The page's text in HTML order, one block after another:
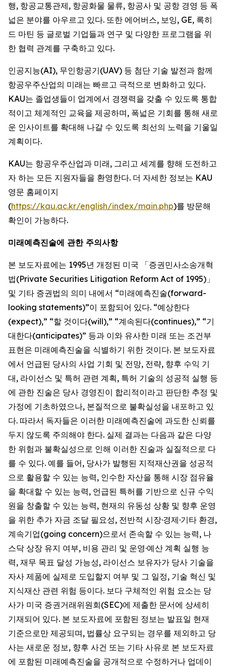
행, 항공교통관제, 항공화물 물류, 항공사 및 공항 경영 등 폭
넓은 분야를 아우르고 있다. 또한 에어버스, 보잉, GE, 록히
드 마틴 등 글로벌 기업들과 연구 및 다양한 프로그램을 위
한 협력 관계를 구축하고 있다.
인공지능(AI), 무인항공기(UAV) 등 첨단 기술 발전과 함께
항공우주산업의 미래는 빠르고 극적으로 변화하고 있다.
KAU는 졸업생들이 업계에서 경쟁력을 갖출 수 있도록 통합
적이고 체계적인 교육을 제공하며, 폭넓은 기회를 통해 새로
운 인사이트를 확대해 나갈 수 있도록 최선의 노력을 기울일
계획이다.
KAU는 항공우주산업과 미래, 그리고 세계를 향해 도전하고
자 하는 모든 지원자들을 환영한다. 더 자세한 정보는 KAU
영문 홈페이지
(https://kau.ac.kr/english/index/main.php)를 방문해
확인이 가능하다.
미래예측진술에 관한 주의사항
본 보도자료에는 1995년 개정된 미국 「증권민사소송개혁
법(Private Securities Litigation Reform Act of 1995)」
및 기타 증권법의 의미 내에서 “미래예측진술(forward-
looking statements)”이 포함되어 있다. “예상한다
(expect),” “할 것이다(will),” “계속된다(continues),” “기
대한다(anticipates)” 등과 이와 유사한 미래 또는 조건부
표현은 미래예측진술을 식별하기 위한 것이다. 본 보도자료
에서 언급된 당사의 사업 기회 및 전망, 전략, 향후 수익 기
대, 라이선스 및 특허 관련 계획, 특허 기술의 성공적 실행 등
에 관한 진술은 당사 경영진이 합리적이라고 판단한 추정 및
가정에 기초하였으나, 본질적으로 불확실성을 내포하고 있
다. 따라서 독자들은 이러한 미래예측진술에 과도한 신뢰를
두지 않도록 주의해야 한다. 실제 결과는 다음과 같은 다양
한 위험과 불확실성으로 인해 이러한 진술과 실질적으로 다
를 수 있다. 예를 들어, 당사가 발행된 지적재산권을 성공적
으로 활용할 수 있는 능력, 인수한 자산을 통해 시장 점유율
을 확대할 수 있는 능력, 언급된 특허를 기반으로 신규 수익
원을 창출할 수 있는 능력, 현재의 유동성 상황 및 향후 운영
을 위한 추가 자금 조달 필요성, 전반적 시장·경제·기타 환경,
계속기업(going concern)으로서 존속할 수 있는 능력, 나
스닥 상장 유지 여부, 비용 관리 및 운영·예산 계획 실행 능
력, 재무 목표 달성 가능성, 라이선스 보유자가 당사 기술을
자사 제품에 실제로 도입할지 여부 및 그 일정, 기술 혁신 및
지식재산 관련 위험 등이다. 보다 구체적인 위험 요소는 당
사가 미국 증권거래위원회(SEC)에 제출한 문서에 상세히
기재되어 있다. 본 보도자료에 포함된 정보는 발표일 현재
기준으로만 제공되며, 법률상 요구되는 경우를 제외하고 당
사는 새로운 정보, 향후 사건 또는 기타 사유로 본 보도자료
에 포함된 미래예측진술을 공개적으로 수정하거나 업데이